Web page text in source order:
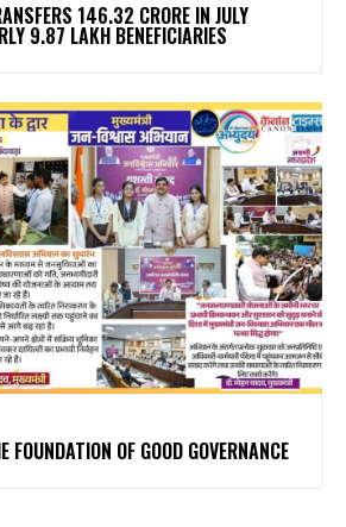
₹146.32 CRORE IN JULY
9.87 LAKH BENEFICIARIES
OF GOOD GOVERNANCE